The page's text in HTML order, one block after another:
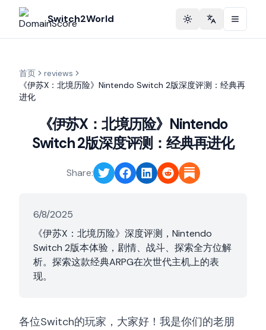
Switch2World Toggle theme
Change
首页
reviews
《伊苏X：北境历险》Nintendo Switch 2版深度评测：经典再
进化
《伊苏X：北境历险》Nintendo
Switch 2版深度评测：经典再进化
Share:
6/8/2025
《伊苏X：北境历险》深度评测，Nintendo
Switch 2版本体验，剧情、战斗、探索全方位解
析。探索这款经典ARPG在次世代主机上的表
现。
各位Switch的玩家，大家好！我是你们的老朋